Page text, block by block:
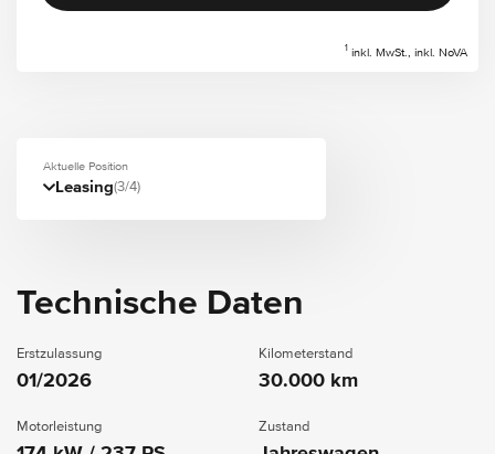
1 inkl. MwSt., inkl. NoVA
Aktuelle Position
Leasing(3/4)
Technische Daten
Erstzulassung
01/2026
Kilometerstand
30.000 km
Motorleistung Zustand